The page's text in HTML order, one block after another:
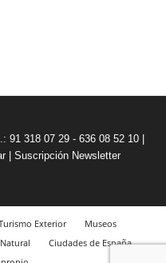
91 318 07 29 - 636 08 52 10 |
Suscripción Newsletter
Exterior
Museos
Ciudades de España